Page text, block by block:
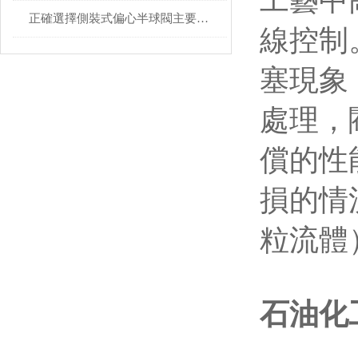
正確選擇側裝式偏心半球閥主要考慮以下幾點
線控制
塞現象
處理
償的性
損的情
粒流體
石油化